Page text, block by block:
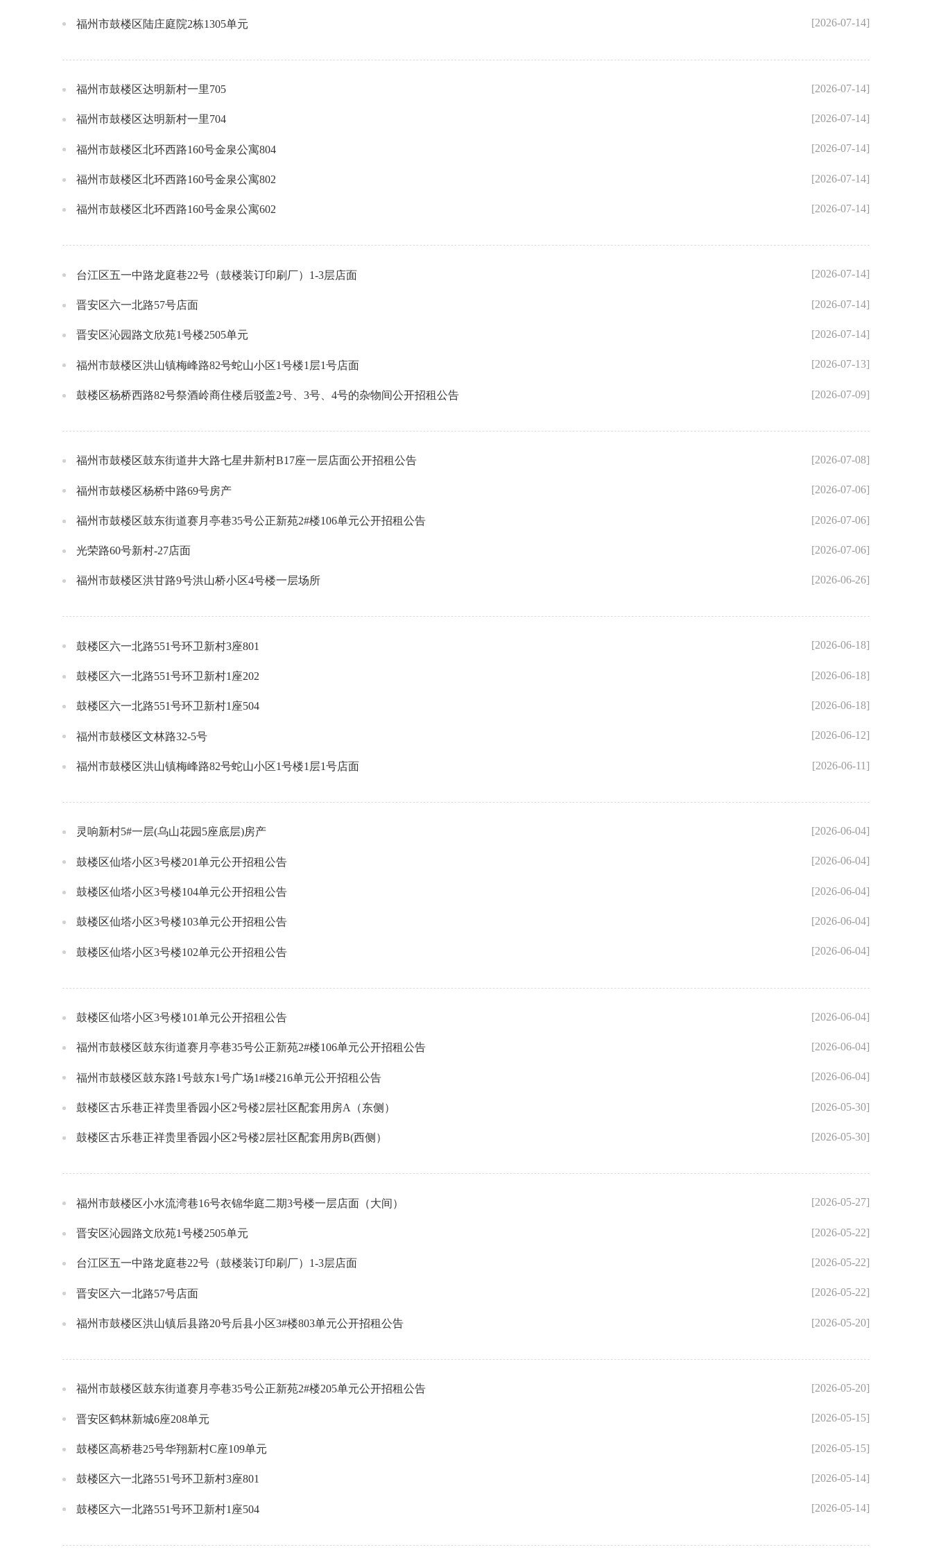
[2026-07-14]
福州市鼓楼区陆庄庭院2栋1305单元
[2026-07-14]
福州市鼓楼区达明新村一里705
[2026-07-14]
福州市鼓楼区达明新村一里704
[2026-07-14]
福州市鼓楼区北环西路160号金泉公寓804
[2026-07-14]
福州市鼓楼区北环西路160号金泉公寓802
[2026-07-14]
福州市鼓楼区北环西路160号金泉公寓602
[2026-07-14]
台江区五一中路龙庭巷22号（鼓楼装订印刷厂）1-3层店面
[2026-07-14]
晋安区六一北路57号店面
[2026-07-14]
晋安区沁园路文欣苑1号楼2505单元
[2026-07-13]
福州市鼓楼区洪山镇梅峰路82号蛇山小区1号楼1层1号店面
[2026-07-09]
鼓楼区杨桥西路82号祭酒岭商住楼后驳盖2号、3号、4号的杂物间公开招租公告
[2026-07-08]
福州市鼓楼区鼓东街道井大路七星井新村B17座一层店面公开招租公告
[2026-07-06]
福州市鼓楼区杨桥中路69号房产
[2026-07-06]
福州市鼓楼区鼓东街道赛月亭巷35号公正新苑2#楼106单元公开招租公告
[2026-07-06]
光荣路60号新村-27店面
[2026-06-26]
福州市鼓楼区洪甘路9号洪山桥小区4号楼一层场所
[2026-06-18]
鼓楼区六一北路551号环卫新村3座801
[2026-06-18]
鼓楼区六一北路551号环卫新村1座202
[2026-06-18]
鼓楼区六一北路551号环卫新村1座504
[2026-06-12]
福州市鼓楼区文林路32-5号
[2026-06-11]
福州市鼓楼区洪山镇梅峰路82号蛇山小区1号楼1层1号店面
[2026-06-04]
灵响新村5#一层(乌山花园5座底层)房产
[2026-06-04]
鼓楼区仙塔小区3号楼201单元公开招租公告
[2026-06-04]
鼓楼区仙塔小区3号楼104单元公开招租公告
[2026-06-04]
鼓楼区仙塔小区3号楼103单元公开招租公告
[2026-06-04]
鼓楼区仙塔小区3号楼102单元公开招租公告
[2026-06-04]
鼓楼区仙塔小区3号楼101单元公开招租公告
[2026-06-04]
福州市鼓楼区鼓东街道赛月亭巷35号公正新苑2#楼106单元公开招租公告
[2026-06-04]
福州市鼓楼区鼓东路1号鼓东1号广场1#楼216单元公开招租公告
[2026-05-30]
鼓楼区古乐巷正祥贵里香园小区2号楼2层社区配套用房A（东侧）
[2026-05-30]
鼓楼区古乐巷正祥贵里香园小区2号楼2层社区配套用房B(西侧）
[2026-05-27]
福州市鼓楼区小水流湾巷16号衣锦华庭二期3号楼一层店面（大间）
[2026-05-22]
晋安区沁园路文欣苑1号楼2505单元
[2026-05-22]
台江区五一中路龙庭巷22号（鼓楼装订印刷厂）1-3层店面
[2026-05-22]
晋安区六一北路57号店面
[2026-05-20]
福州市鼓楼区洪山镇后县路20号后县小区3#楼803单元公开招租公告
[2026-05-20]
福州市鼓楼区鼓东街道赛月亭巷35号公正新苑2#楼205单元公开招租公告
[2026-05-15]
晋安区鹤林新城6座208单元
[2026-05-15]
鼓楼区高桥巷25号华翔新村C座109单元
[2026-05-14]
鼓楼区六一北路551号环卫新村3座801
[2026-05-14]
鼓楼区六一北路551号环卫新村1座504